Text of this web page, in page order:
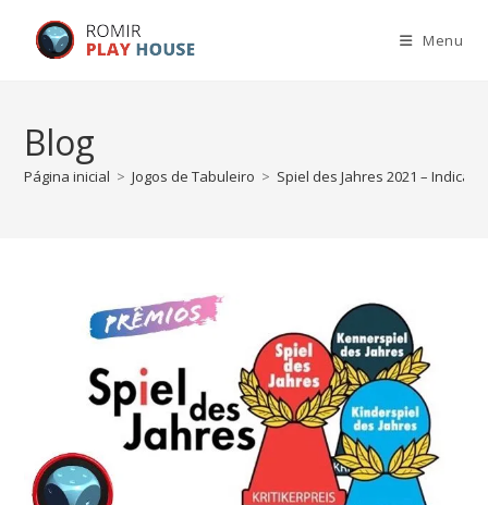
Menu
Blog
Página inicial > Jogos de Tabuleiro > Spiel des Jahres 2021 –